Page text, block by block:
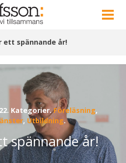
ett spännande år!
Kategorier. Föreläsning,
, Utbildning.
spännande år!